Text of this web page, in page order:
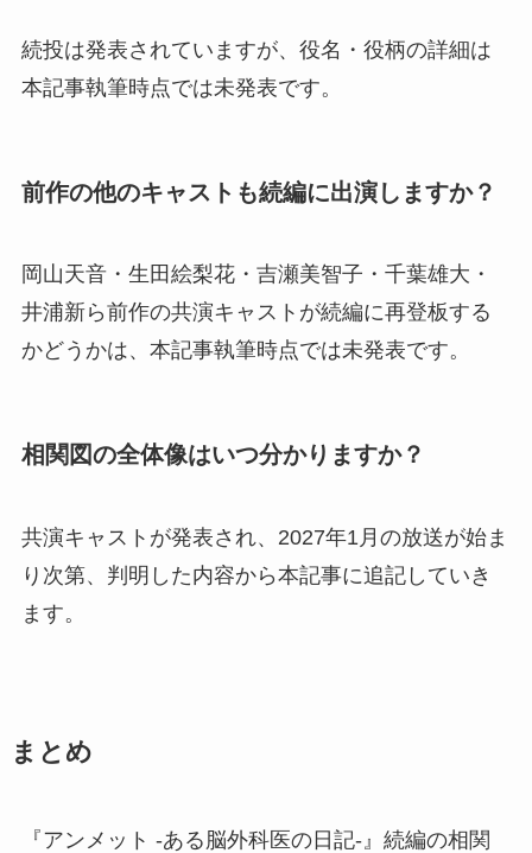
続投は発表されていますが、役名・役柄の詳細は
本記事執筆時点では未発表です。
前作の他のキャストも続編に出演しますか？
岡山天音・生田絵梨花・吉瀬美智子・千葉雄大・
井浦新ら前作の共演キャストが続編に再登板する
かどうかは、本記事執筆時点では未発表です。
相関図の全体像はいつ分かりますか？
共演キャストが発表され、2027年1月の放送が始ま
り次第、判明した内容から本記事に追記していき
ます。
まとめ
『アンメット -ある脳外科医の日記-』続編の相関